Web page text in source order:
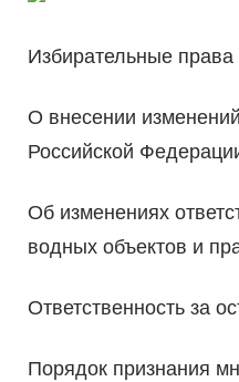
Избирательные права
О внесении
Российской
Об изменениях
водных объектов и
Ответственность за
Порядок признания